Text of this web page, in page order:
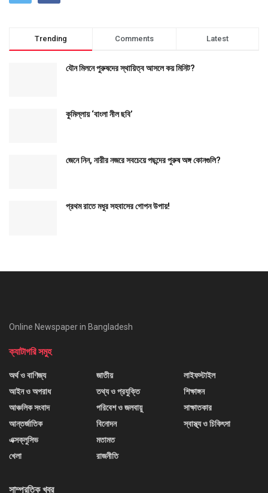
Trending Comments Latest
যৌন মিলনে পুরুষদের স্থায়িত্ব আসলে কয় মিনিট?
কুমিল্লায় ‘বাংলা নীল ছবি’
জেনে নিন, নারীর নজরে সবচেয়ে পছন্দের পুরুষ অঙ্গ কোনগুলি?
প্রথম রাতে মধুর সহবাসের গোপন উপায়!
Online Newspaper in Bangladesh
ক্যাটাগরি সমুহ
অর্থ ও বাণিজ্য
আইন ও অপরাধ
আঞ্চলিক সংবাদ
আন্তর্জাতিক
এক্সক্লুসিভ
খেলা
জাতীয়
তথ্য ও প্রযুক্তি
পরিবেশ ও জলবায়ু
বিনোদন
মতামত
রাজনীতি
লাইফস্টাইল
শিক্ষাঙ্গন
সাক্ষাতকার
স্বাস্থ্য ও চিকিৎসা
সাম্প্রতিক খবর